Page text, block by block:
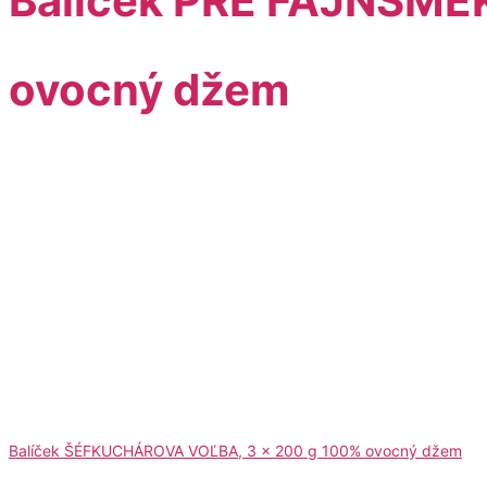
ovocný džem
Balíček ŠÉFKUCHÁROVA VOĽBA, 3 x 200 g 100% ovocný džem